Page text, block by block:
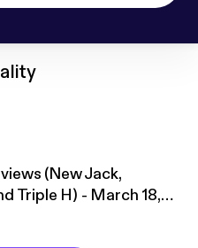
(New Jack,
Triple H) - March 18,